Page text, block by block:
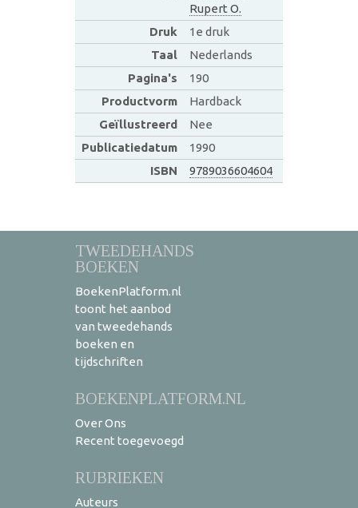
Rupert O.
Druk
1e druk
Taal
Nederlands
Pagina's
190
Productvorm
Hardback
Geïllustreerd
Nee
Publicatiedatum
1990
ISBN
9789036604604
TWEEDEHANDS
BOEKEN
BoekenPlatform.nl
toont het aanbod
van tweedehands
boeken en
tijdschriften
BOEKENPLATFORM.NL
Over Ons
Recent toegevoegd
RUBRIEKEN
Auteurs